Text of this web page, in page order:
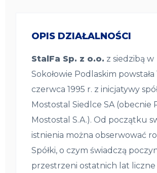
OPIS DZIAŁALNOŚCI
StalFa Sp. z o.o. z siedzibą w
Sokołowie Podlaskim powstała
czerwca 1995 r. z inicjatywy
Mostostal Siedlce SA (obecnie
Mostostal S.A.). Od początku
istnienia można obserwować
Spółki, o czym świadczą
przestrzeni ostatnich lat liczne